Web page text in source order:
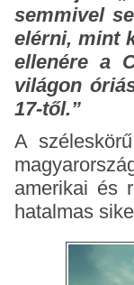
semmivel
elérni, mint
ellenére a
világon
17-től.”
A
amerikai és
hatalmas